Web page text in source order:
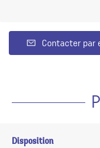
Contacter par
Disposition